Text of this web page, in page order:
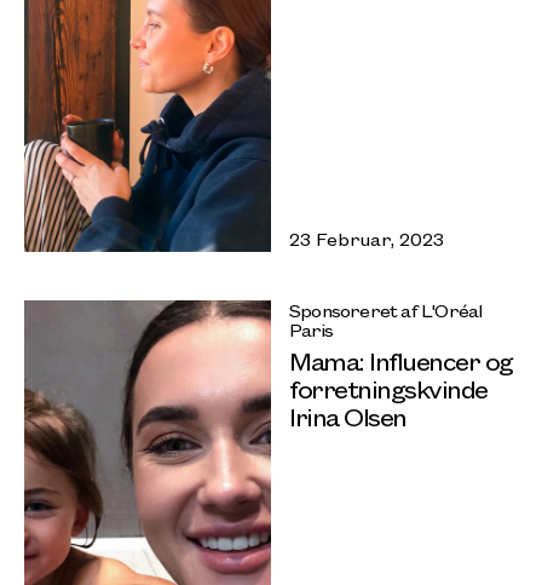
23 Februar, 2023
Sponsoreret af L'Oréal
Paris
Mama: Influencer og
forretningskvinde
Irina Olsen